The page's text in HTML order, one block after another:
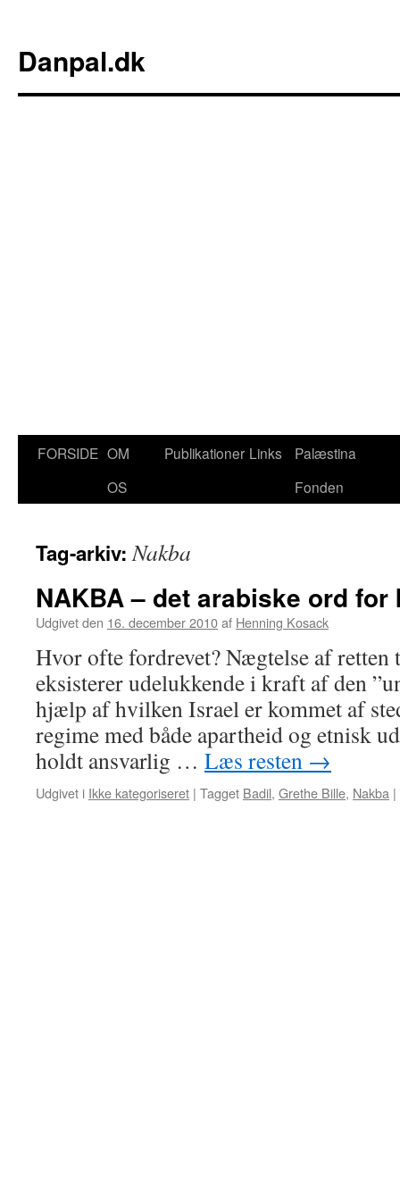
Danpal.dk
Hop
FORSIDE OM
OS
Publikationer Links
Palæstina
Fonden
Tag-arkiv:Nakba
NAKBA – det arabiske ord for
Udgivet den 16. december 2010af Henning Kosack
Hvor ofte fordrevet? Nægtelse af retten
eksisterer udelukkende i kraft af den
hjælp af hvilken Israel er kommet af
regime med både apartheid og etnisk
holdt ansvarlig … Læs resten →
Udgivet i Ikke kategoriseret | Tagget Badil, Grethe Bille, Nakba |